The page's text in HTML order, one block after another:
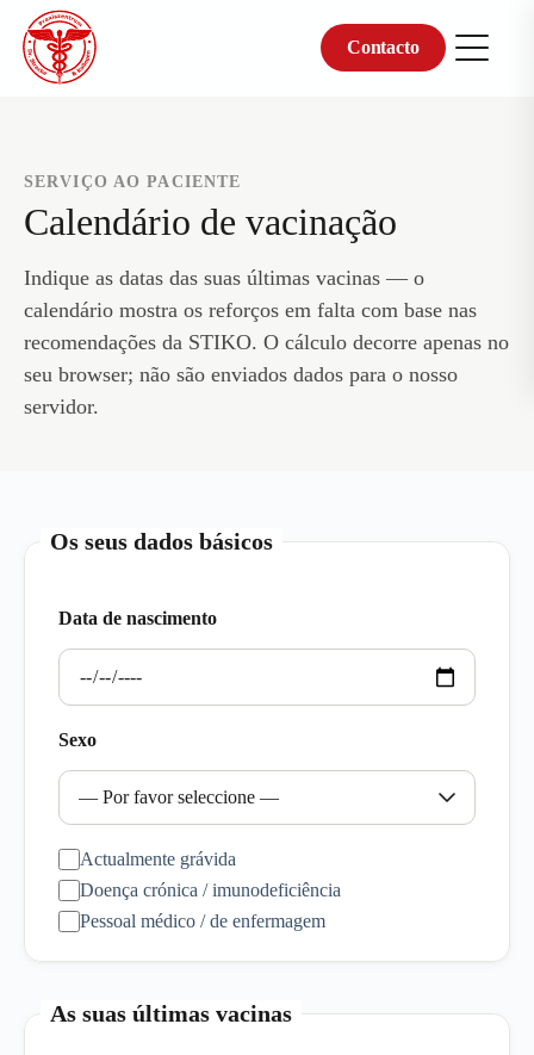
Contacto
SERVIÇO AO PACIENTE
Calendário de vacinação
Indique as datas das suas últimas vacinas — o
calendário mostra os reforços em falta com base nas
recomendações da STIKO. O cálculo decorre apenas no
seu browser; não são enviados dados para o nosso
servidor.
Os seus dados básicos
Data de nascimento
Sexo
Actualmente grávida
Doença crónica / imunodeficiência
Pessoal médico / de enfermagem
As suas últimas vacinas